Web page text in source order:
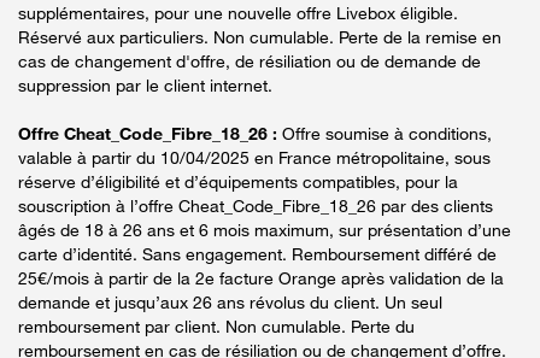
supplémentaires, pour une nouvelle offre Livebox éligible.
Réservé aux particuliers. Non cumulable. Perte de la remise en
cas de changement d'offre, de résiliation ou de demande de
suppression par le client internet.
Offre Cheat_Code_Fibre_18_26 : Offre soumise à conditions,
valable à partir du 10/04/2025 en France métropolitaine, sous
réserve d’éligibilité et d’équipements compatibles, pour la
souscription à l’offre Cheat_Code_Fibre_18_26 par des clients
âgés de 18 à 26 ans et 6 mois maximum, sur présentation d’une
carte d’identité. Sans engagement. Remboursement différé de
25€/mois à partir de la 2e facture Orange après validation de la
demande et jusqu’aux 26 ans révolus du client. Un seul
remboursement par client. Non cumulable. Perte du
remboursement en cas de résiliation ou de changement d’offre.